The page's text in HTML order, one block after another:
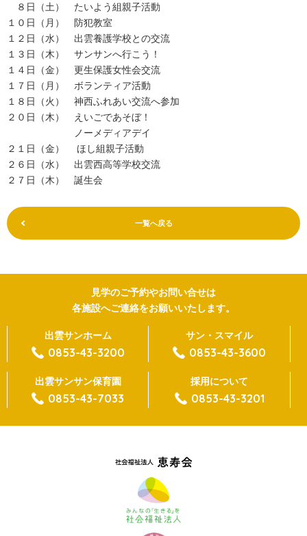
８日（土） たいよう組親子活動
１０日（月） 防犯教室
１２日（水） 出雲養護学校との交流
１３日（木） サンサンへ行こう！
１４日（金） 更生保護女性会交流
１７日（月） ボランティア活動
１８日（火） 神西ふれあい交流へ参加
２０日（木） えいごであそぼ！
ノーメディアデイ
２１日（金） ほし組親子活動
２６日（水） 出雲西高等学校交流
２７日（木） 誕生会
一覧へ戻る
見学のご予約やお問い合せは
各施設へご連絡をお願いいたします。
出雲サンホーム
0853-43-3200
サン・スマイル
0853-43-3600
出雲サンサン保育園
0853-43-7033
採用について
0853-43-3201